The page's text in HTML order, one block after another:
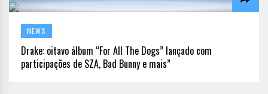
NEWS
Drake: oitavo álbum “For All The Dogs” lançado com
participações de SZA, Bad Bunny e mais”